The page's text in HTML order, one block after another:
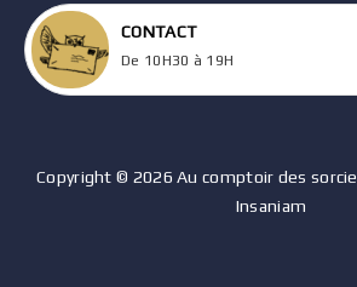
CONTACT
De 10H30 à 19H
Copyright © 2026 Au comptoir des
Insaniam